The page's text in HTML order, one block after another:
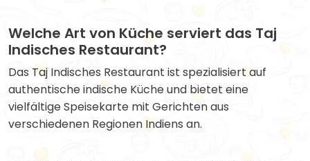
Welche Art von Küche serviert das Taj
Indisches Restaurant?
Das Taj Indisches Restaurant ist spezialisiert auf
authentische indische Küche und bietet eine
vielfältige Speisekarte mit Gerichten aus
verschiedenen Regionen Indiens an.